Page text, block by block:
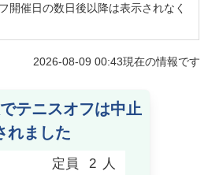
開催日の数日後以降は表示されなく
2026-08-09 00:43現在の情報です
テニスオフは中止
れました
定員 2 人